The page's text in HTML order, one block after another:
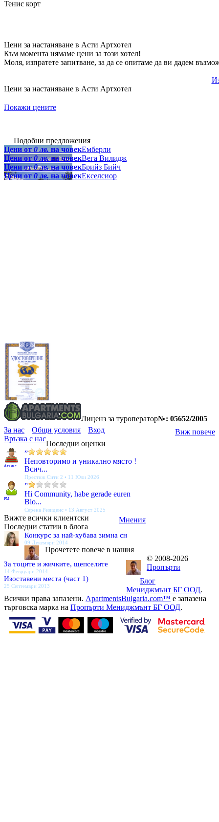
Тенис корт
Цени за настаняване в Асти Артхотел
Към момента нямаме цени за този хотел!
Моля, изпратете запитване, за да се опитаме да ви дадем
Цени за настаняване в Асти Артхотел
Покажи цените
Подобни предложения
Цени от0 лв.на човекЕмберли
Цени от 0 лв.на човекВега Вилидж
Цени от0 лв.на човекБрийз Бийч
Цени от 0 лв. на човекЕкселсиор
Лиценз за туроператор№: 05652/2005
Виж повече
За нас Общи условия
Вход
Връзка с нас
Последни оценки
Атанас
”
Неповторимо и уникално място !
Всич...
Престиж Сити 2 • 11 Юли 2026
PM
”
Hi Community, habe gerade euren
Blo...
Серена Резиденс • 13 Август 2025
Мнения
Вижте всички клиентски
Последни статии в блога
Конкурс за най-хубава зимна сн
09 Декември 2014
За тоците и жичките, щепселите
14 Февруари 2014
Изоставени места (част 1)
25 Септември 2013
Блог
Прочетете повече в нашия
© 2008-2026
Пропърти
Мениджмънт БГ ООД.
Всички права запазени. ApartmentsBulgaria.com™ е запазена
търговска марка на Пропърти Мениджмънт БГ ООД.